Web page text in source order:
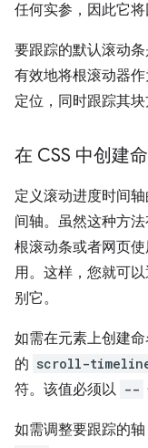
任何实参，因此它将
要跟踪的默认滚动条
有效地将根滚动器作
定位，同时跟踪其块
在 CSS 中创建
定义滚动进度时间
间轴。虽然这种方
根滚动条或者网页
用。这样，您就可
别它。
如需在元素上创建
的 scroll-
符。该值必须以 --
如需调整要跟踪的